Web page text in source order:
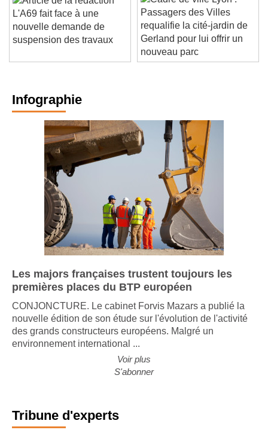
L'A69 fait face à une
nouvelle demande de
Lyon :
Passagers des Villes
requalifie la cité-jardin de
Gerland pour lui offrir un
nouveau parc
Infographie
Les majors françaises trustent toujours les
premières places du BTP européen
CONJONCTURE. Le cabinet Forvis Mazars a publié la
nouvelle édition de son étude sur l'évolution de l'activité
des grands constructeurs européens. Malgré un
Voir plus
Tribune d'experts